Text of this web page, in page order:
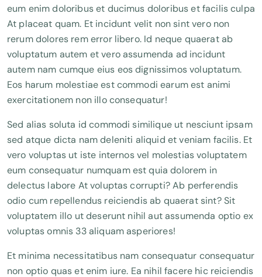
eum enim doloribus et ducimus doloribus et facilis culpa
At placeat quam. Et incidunt velit non sint vero non
rerum dolores rem error libero. Id neque quaerat ab
voluptatum autem et vero assumenda ad incidunt
autem nam cumque eius eos dignissimos voluptatum.
Eos harum molestiae est commodi earum est animi
exercitationem non illo consequatur!
Sed alias soluta id commodi similique ut nesciunt ipsam
sed atque dicta nam deleniti aliquid et veniam facilis. Et
vero voluptas ut iste internos vel molestias voluptatem
eum consequatur numquam est quia dolorem in
delectus labore At voluptas corrupti? Ab perferendis
odio cum repellendus reiciendis ab quaerat sint? Sit
voluptatem illo ut deserunt nihil aut assumenda optio ex
voluptas omnis 33 aliquam asperiores!
Et minima necessitatibus nam consequatur consequatur
non optio quas et enim iure. Ea nihil facere hic reiciendis